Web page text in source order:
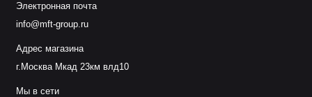
Электронная почта
info@mft-group.ru
Адрес магазина
г.Москва Мкад 23км влд10
Мы в сети